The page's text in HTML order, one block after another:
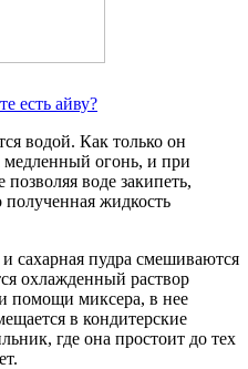
есть айву?
водой. Как только он
медленный огонь, и при
воде закипеть,
полученная жидкость
сахарная пудра смешиваются
охлажденный раствор
помощи миксера, в нее
в кондитерские
где она простоит до тех